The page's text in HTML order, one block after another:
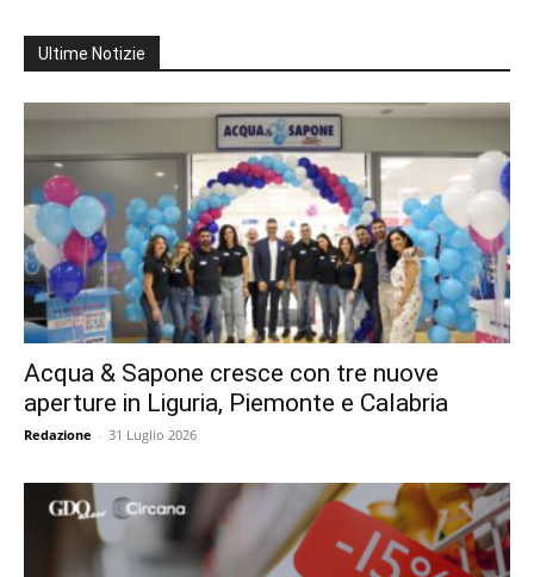
Ultime Notizie
Acqua & Sapone cresce con tre nuove
aperture in Liguria, Piemonte e Calabria
Redazione - 31 Luglio 2026